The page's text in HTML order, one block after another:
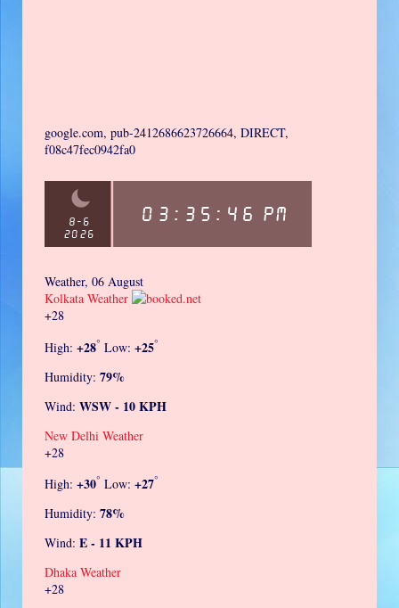
google.com, pub-2412686623726664, DIRECT,
f08c47fec0942fa0
Weather, 06 August
Kolkata Weather
+28
High: +28° Low: +25°
Humidity: 79%
Wind: WSW - 10 KPH
New Delhi Weather
+28
High: +30° Low: +27°
Humidity: 78%
Wind: E - 11 KPH
Dhaka Weather
+28